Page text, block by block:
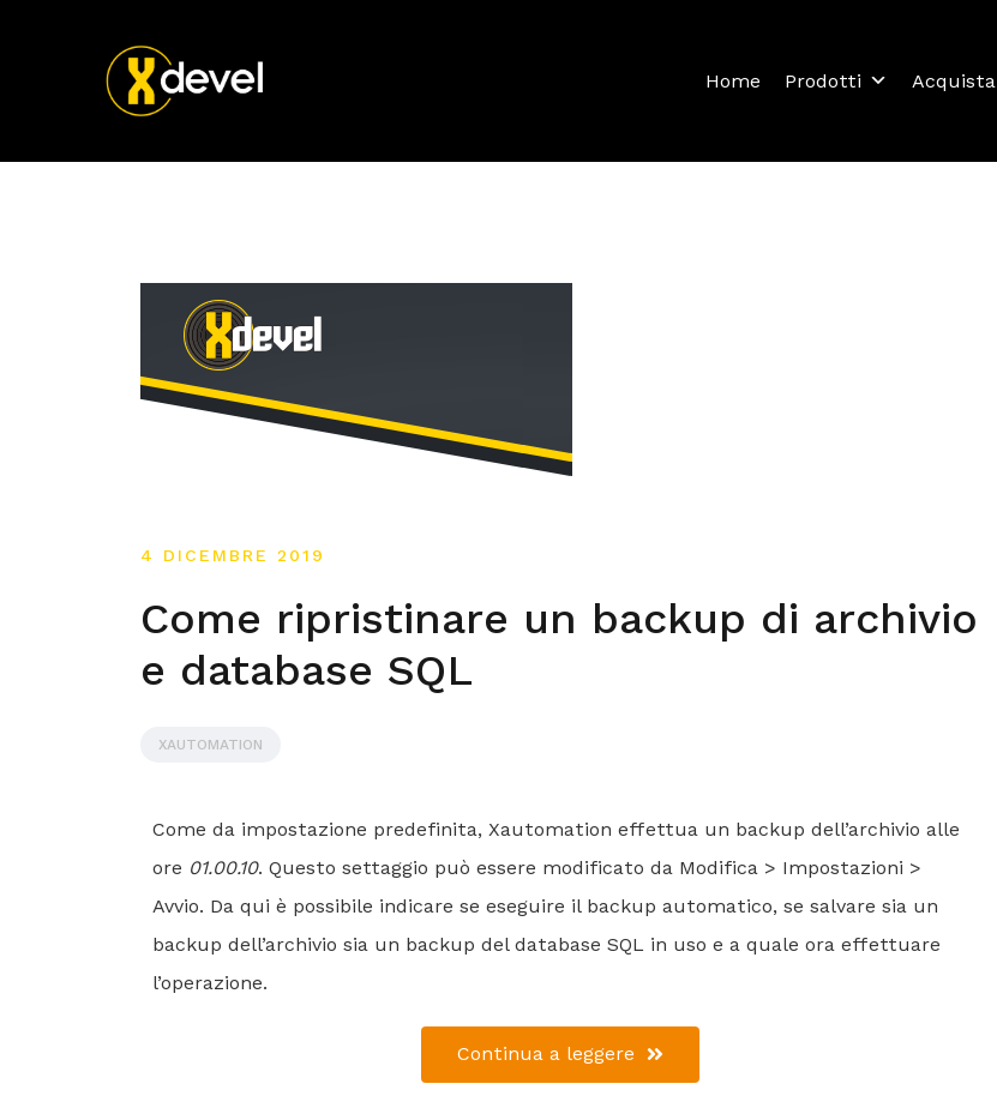
Home Prodotti Acquista
4 DICEMBRE 2019
Come ripristinare un backup di archivio
e database SQL
XAUTOMATION
Come da impostazione predefinita, Xautomation effettua un backup dell’archivio alle
ore 01.00.10. Questo settaggio può essere modificato da Modifica > Impostazioni >
Avvio. Da qui è possibile indicare se eseguire il backup automatico, se salvare sia un
backup dell’archivio sia un backup del database SQL in uso e a quale ora effettuare
l’operazione.
Continua a leggere